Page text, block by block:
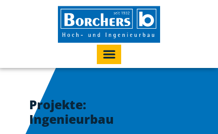
Projekte:
Ingenieurbau